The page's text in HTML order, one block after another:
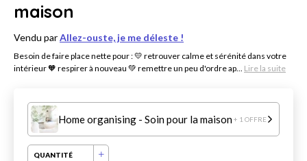
maison
Vendu parAllez-ouste, je me déleste !
Besoin de faire place nette pour : 💛 retrouver calme et sérénité dans votre
intérieur 🧡 respirer à nouveau 💚 remettre un peu d'ordre ap... Lire la suite
Home organising - Soin pour la maison+ 1 OFFRE
QUANTITÉ